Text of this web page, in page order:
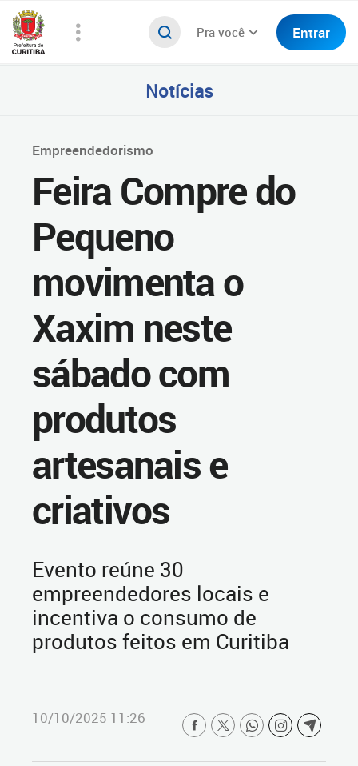
Pra você Entrar
Notícias
Empreendedorismo
Feira Compre do
Pequeno
movimenta o
Xaxim neste
sábado com
produtos
artesanais e
criativos
Evento reúne 30
empreendedores locais e
incentiva o consumo de
produtos feitos em Curitiba
10/10/2025 11:26